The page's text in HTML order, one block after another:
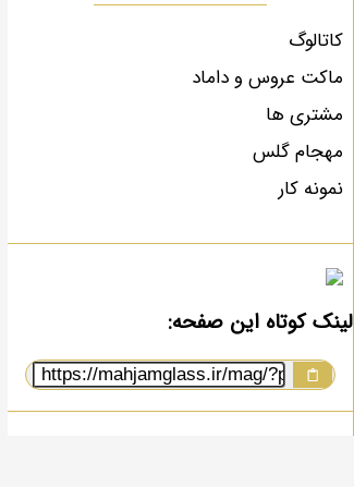
کاتالوگ
ماکت عروس و داماد
مشتری ها
مهجام گلس
نمونه کار
لینک کوتاه این صفحه: